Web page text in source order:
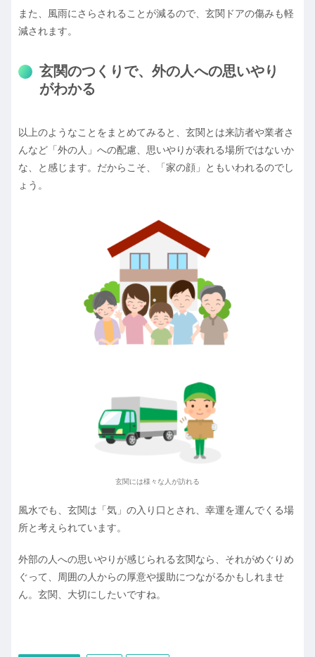
また、風雨にさらされることが減るので、玄関ドアの傷みも軽
減されます。
玄関のつくりで、外の人への思いやり
がわかる
以上のようなことをまとめてみると、玄関とは来訪者や業者さ
んなど「外の人」への配慮、思いやりが表れる場所ではないか
な、と感じます。だからこそ、「家の顔」ともいわれるのでし
ょう。
玄関には様々な人が訪れる
風水でも、玄関は「気」の入り口とされ、幸運を運んでくる場
所と考えられています。
外部の人への思いやりが感じられる玄関なら、それがめぐりめ
ぐって、周囲の人からの厚意や援助につながるかもしれませ
ん。玄関、大切にしたいですね。